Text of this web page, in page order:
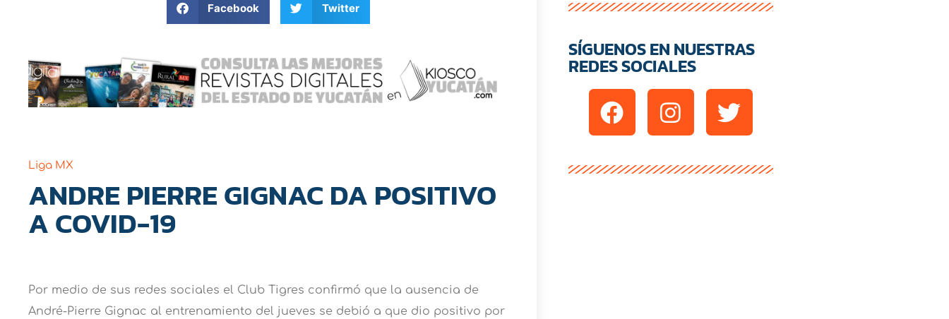
Facebook Twitter
Liga MX
ANDRE PIERRE GIGNAC DA POSITIVO
A COVID-19
Por medio de sus redes sociales el Club Tigres confirmó que la ausencia de
André-Pierre Gignac al entrenamiento del jueves se debió a que dio positivo por
SÍGUENOS EN NUESTRAS
REDES SOCIALES